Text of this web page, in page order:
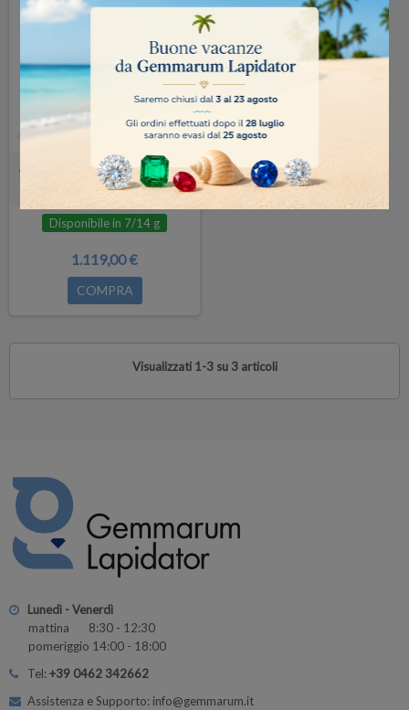
Agitatore Ohaus GUARDIAN 5000
Disponibile in 7/14 g
1.119,00 €
COMPRA
Visualizzati 1-3 su 3 articoli
Lunedì - Venerdì
mattina 8:30 - 12:30
pomeriggio 14:00 - 18:00
Tel:+39 0462 342662
Assistenza e Supporto: info@gemmarum.it